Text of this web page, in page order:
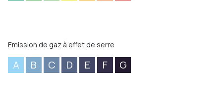
Emission de gaz à effet de serre
A B C D E F G